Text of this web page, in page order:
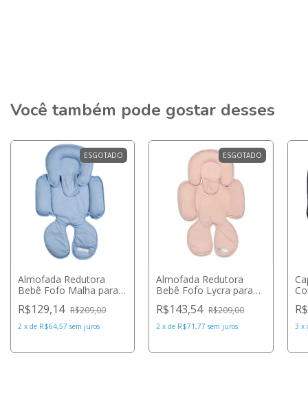
Você também pode gostar desses
ESGOTADO
Almofada Redutora
Bebê Fofo Malha para
Carrinho Azul Jeans -
DBella for Baby
R$129,14 R$209,00
2 x de R$64,57 sem juros
ESGOTADO
Almofada Redutora
Bebê Fofo Lycra para
Carrinho Nude - DBella
For Baby
R$143,54 R$209,00
2 xde R$71,77 sem juros 3 x